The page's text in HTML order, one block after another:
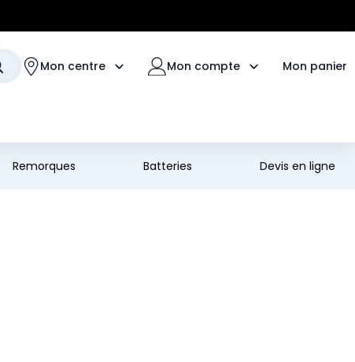
Mon centre Mon compte Mon panier
Remorques Batteries Devis en ligne